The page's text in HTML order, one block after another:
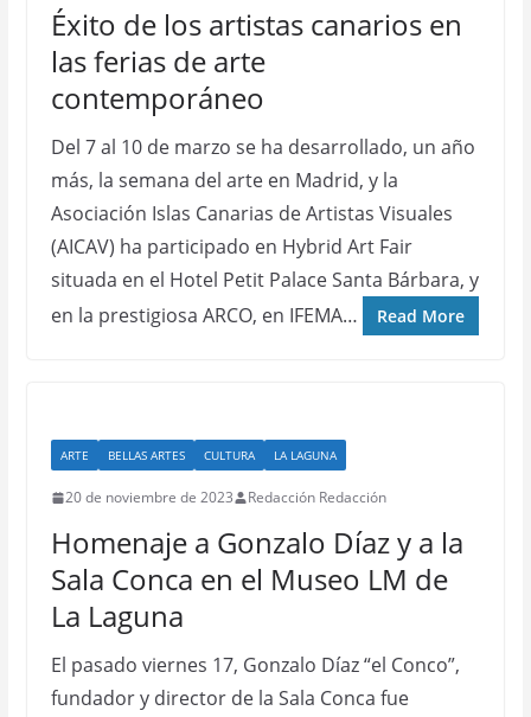
Éxito de los artistas canarios en
las ferias de arte
contemporáneo
Del 7 al 10 de marzo se ha desarrollado, un año
más, la semana del arte en Madrid, y la
Asociación Islas Canarias de Artistas Visuales
(AICAV) ha participado en Hybrid Art Fair
situada en el Hotel Petit Palace Santa Bárbara, y
en la prestigiosa ARCO, en IFEMA…
Read More
ARTE BELLAS ARTES CULTURA LA LAGUNA
20 de noviembre de 2023 Redacción Redacción
Homenaje a Gonzalo Díaz y a la
Sala Conca en el Museo LM de
La Laguna
El pasado viernes 17, Gonzalo Díaz “el Conco”,
fundador y director de la Sala Conca fue